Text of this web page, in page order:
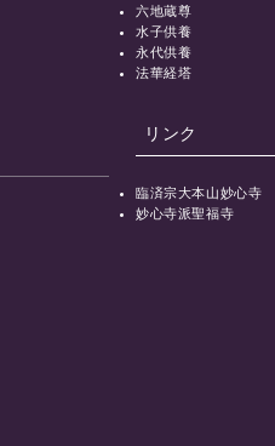
六地蔵尊
水子供養
永代供養
法華経塔
リンク
臨済宗大本山妙心寺
妙心寺派聖福寺